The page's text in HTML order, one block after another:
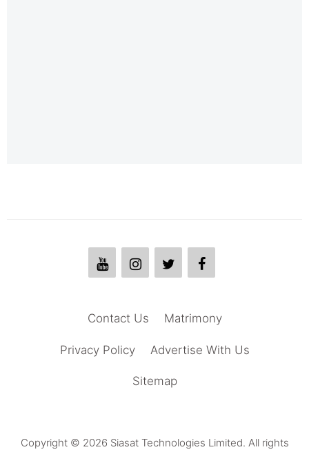
Matrimony
Contact Us
Advertise With Us
Privacy Policy
Sitemap
Copyright © 2026 Siasat Technologies Limited. All rights